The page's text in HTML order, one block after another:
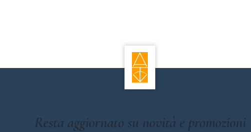
Resta aggiornato su novità e promozioni